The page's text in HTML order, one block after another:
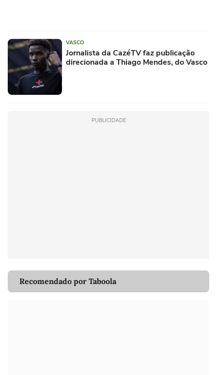
VASCO
Jornalista da CazéTV faz publicação
direcionada a Thiago Mendes, do Vasco
PUBLICIDADE
Recomendado por Taboola